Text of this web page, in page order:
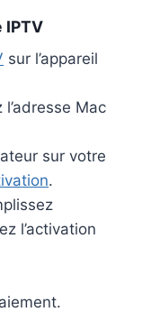
IPTV
sur l’appareil
Mac
sur votre
.
l’activation